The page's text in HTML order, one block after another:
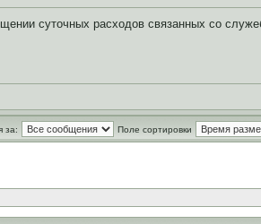
суточных расходов связанных со
за: Поле сортировки